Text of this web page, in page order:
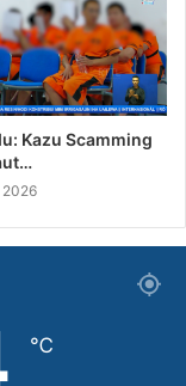
Kazu Scamming
℃